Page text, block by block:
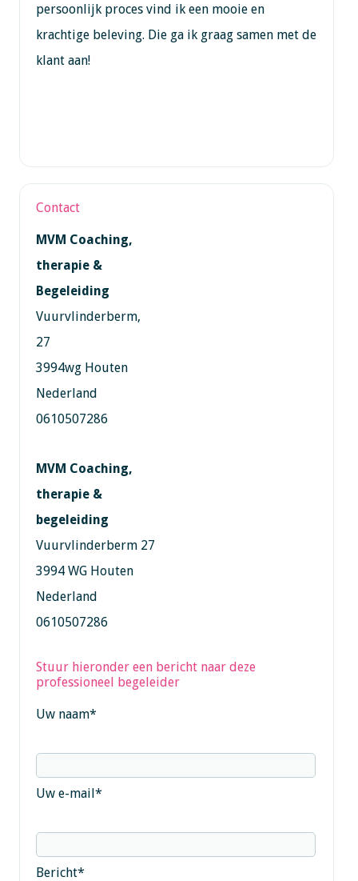
persoonlijk proces vind ik een mooie en
krachtige beleving. Die ga ik graag samen met de
klant aan!
Contact
MVM Coaching,
therapie &
Begeleiding
Vuurvlinderberm,
27
3994wg Houten
Nederland
0610507286
MVM Coaching,
therapie &
begeleiding
Vuurvlinderberm 27
3994 WG Houten
Nederland
0610507286
Stuur hieronder een bericht naar deze
professioneel begeleider
Uw naam*
Uw e-mail*
Bericht*